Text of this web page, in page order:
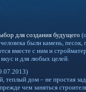
для создания будущего
были камень, песок,
вместе с ним и
и для любых целей.
теплый дом – не простая
чем заняться